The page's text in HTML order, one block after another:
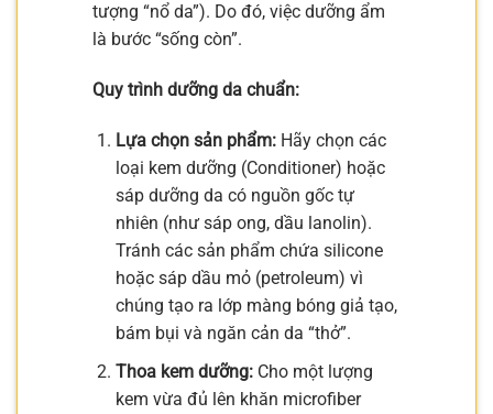
tượng “nổ da”). Do đó, việc dưỡng ẩm
là bước “sống còn”.
Quy trình dưỡng da chuẩn:
Lựa chọn sản phẩm:Hãy chọn các
loại kem dưỡng (Conditioner) hoặc
sáp dưỡng da có nguồn gốc tự
nhiên (như sáp ong, dầu lanolin).
Tránh các sản phẩm chứa silicone
hoặc sáp dầu mỏ (petroleum) vì
chúng tạo ra lớp màng bóng giả tạo,
bám bụi và ngăn cản da “thở”.
Thoa kem dưỡng:Cho một lượng
kem vừa đủ lên khăn microfiber